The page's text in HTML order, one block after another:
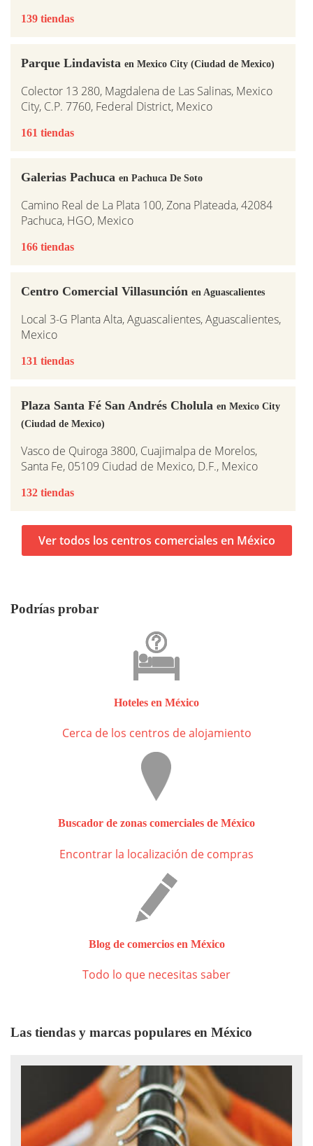
139 tiendas
Parque Lindavista en Mexico City (Ciudad de Mexico)
Colector 13 280, Magdalena de Las Salinas, Mexico
City, C.P. 7760, Federal District, Mexico
161 tiendas
Galerias Pachuca en Pachuca De Soto
Camino Real de La Plata 100, Zona Plateada, 42084
Pachuca, HGO, Mexico
166 tiendas
Centro Comercial Villasunción en Aguascalientes
Local 3-G Planta Alta, Aguascalientes, Aguascalientes,
Mexico
131 tiendas
Plaza Santa Fé San Andrés Cholula en Mexico City
(Ciudad de Mexico)
Vasco de Quiroga 3800, Cuajimalpa de Morelos,
Santa Fe, 05109 Ciudad de Mexico, D.F., Mexico
132 tiendas
Ver todos los centros comerciales en México
Podrías probar
Hoteles en México
Cerca de los centros de alojamiento
Buscador de zonas comerciales de México
Encontrar la localización de compras
Blog de comercios en México
Todo lo que necesitas saber
Las tiendas y marcas populares en México